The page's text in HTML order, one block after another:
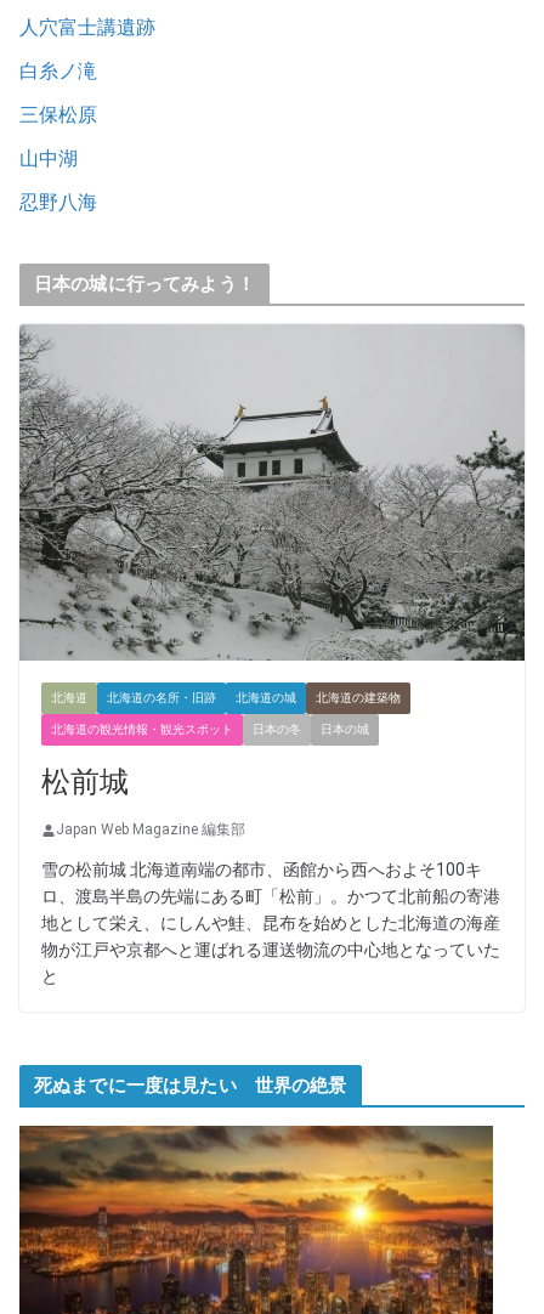
人穴富士講遺跡
白糸ノ滝
三保松原
山中湖
忍野八海
日本の城に行ってみよう！
北海道 北海道の名所・旧跡 北海道の城 北海道の建築物
北海道の観光情報・観光スポット 日本の冬 日本の城
松前城
Japan Web Magazine 編集部
雪の松前城 北海道南端の都市、函館から西へおよそ100キ
ロ、渡島半島の先端にある町「松前」。かつて北前船の寄港
地として栄え、にしんや鮭、昆布を始めとした北海道の海産
物が江戸や京都へと運ばれる運送物流の中心地となっていた
と
死ぬまでに一度は見たい 世界の絶景